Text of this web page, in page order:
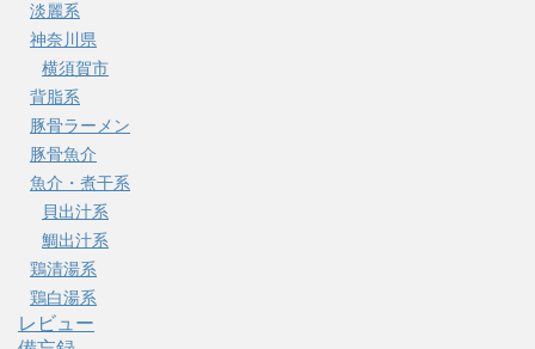
淡麗系
神奈川県
横須賀市
背脂系
豚骨ラーメン
豚骨魚介
魚介・煮干系
貝出汁系
鯛出汁系
鶏清湯系
鶏白湯系
レビュー